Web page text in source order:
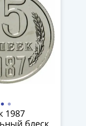
1987
блеск